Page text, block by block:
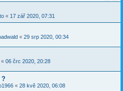
« 17 zář 2020, 07:31
« 29 srp 2020, 00:34
« 06 črc 2020, 20:28
?
« 28 kvě 2020, 06:08